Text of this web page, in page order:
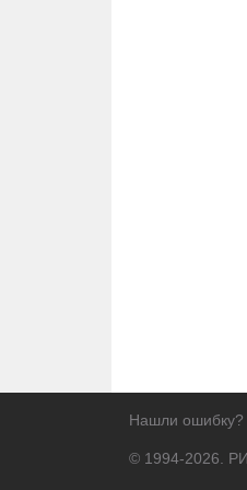
Нашли ошибку?
© 1994-2026.